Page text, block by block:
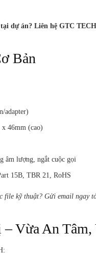
dự án? Liên hệ GTC
Bản
adapter)
46mm (cao)
âm lượng, ngắt cuộc gọi
15B, TBR 21, RoHS
file kỹ thuật? Gửi email ngay
Vừa An